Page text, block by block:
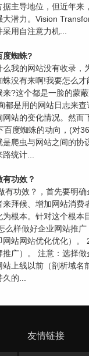
据主导地位，但近年来
大潜力。Vision
用自注意力机...
度蜘蛛?
我的网站没有收录，
没有来啊!我要怎么
?这个都是一脸的蒙
都是用的网站日志来查
站的变化情况。然而
百度蜘蛛的动向，(对
爬虫与网站之间的协
统计...
功效？
有功效？，首先要明确
来拜候、增加网站消费
为根本。针对这个根本
么样做好企业网站推
站网站优化优化）。
推广）。 注意：选择
上线以前（剖析域名
的...
友情链接